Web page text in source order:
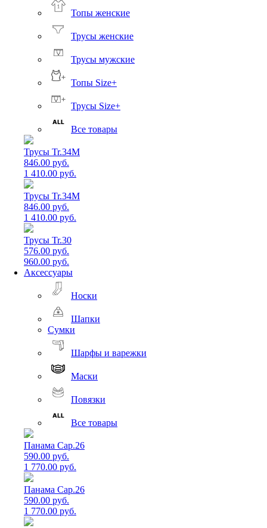
Топы женские
Трусы женские
Трусы мужские
Топы Size+
Трусы Size+
Все товары
Трусы Tr.34M
846.00 руб.
1 410.00 руб.
Трусы Tr.34M
846.00 руб.
1 410.00 руб.
Трусы Tr.30
576.00 руб.
960.00 руб.
Аксессуары
Носки
Шапки
Сумки
Шарфы и варежки
Маски
Повязки
Все товары
Панама Cap.26
590.00 руб.
1 770.00 руб.
Панама Cap.26
590.00 руб.
1 770.00 руб.